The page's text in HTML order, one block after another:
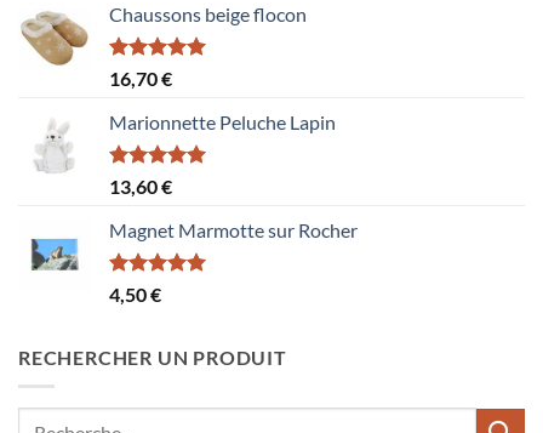
Chaussons beige flocon
Note5.00
sur 5
16,70€
Marionnette Peluche Lapin
Note5.00
sur 5
13,60€
Magnet Marmotte sur Rocher
Note5.00
sur 5
4,50€
RECHERCHER UN PRODUIT